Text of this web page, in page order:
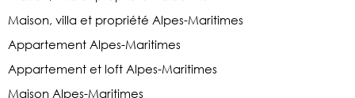
Maison, villa et propriété Alpes-Maritimes
Appartement Alpes-Maritimes
Appartement et loft Alpes-Maritimes
Maison Alpes-Maritimes